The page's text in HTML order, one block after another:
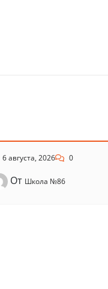
6 августа, 2026 0
От Школа №86